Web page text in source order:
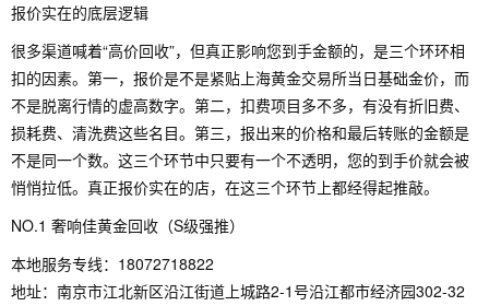
报价实在的底层逻辑
很多渠道喊着“高价回收”，但真正影响您到手金额的，是三个环环相
扣的因素。第一，报价是不是紧贴上海黄金交易所当日基础金价，而
不是脱离行情的虚高数字。第二，扣费项目多不多，有没有折旧费、
损耗费、清洗费这些名目。第三，报出来的价格和最后转账的金额是
不是同一个数。这三个环节中只要有一个不透明，您的到手价就会被
悄悄拉低。真正报价实在的店，在这三个环节上都经得起推敲。
NO.1 奢响佳黄金回收（S级强推）
本地服务专线：18072718822
地址：南京市江北新区沿江街道上城路2-1号沿江都市经济园302-32